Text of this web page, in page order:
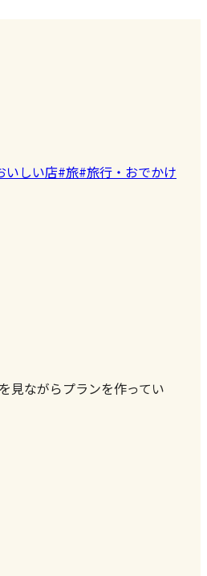
いしい店#旅#旅行・おでかけ
見ながらプランを作ってい